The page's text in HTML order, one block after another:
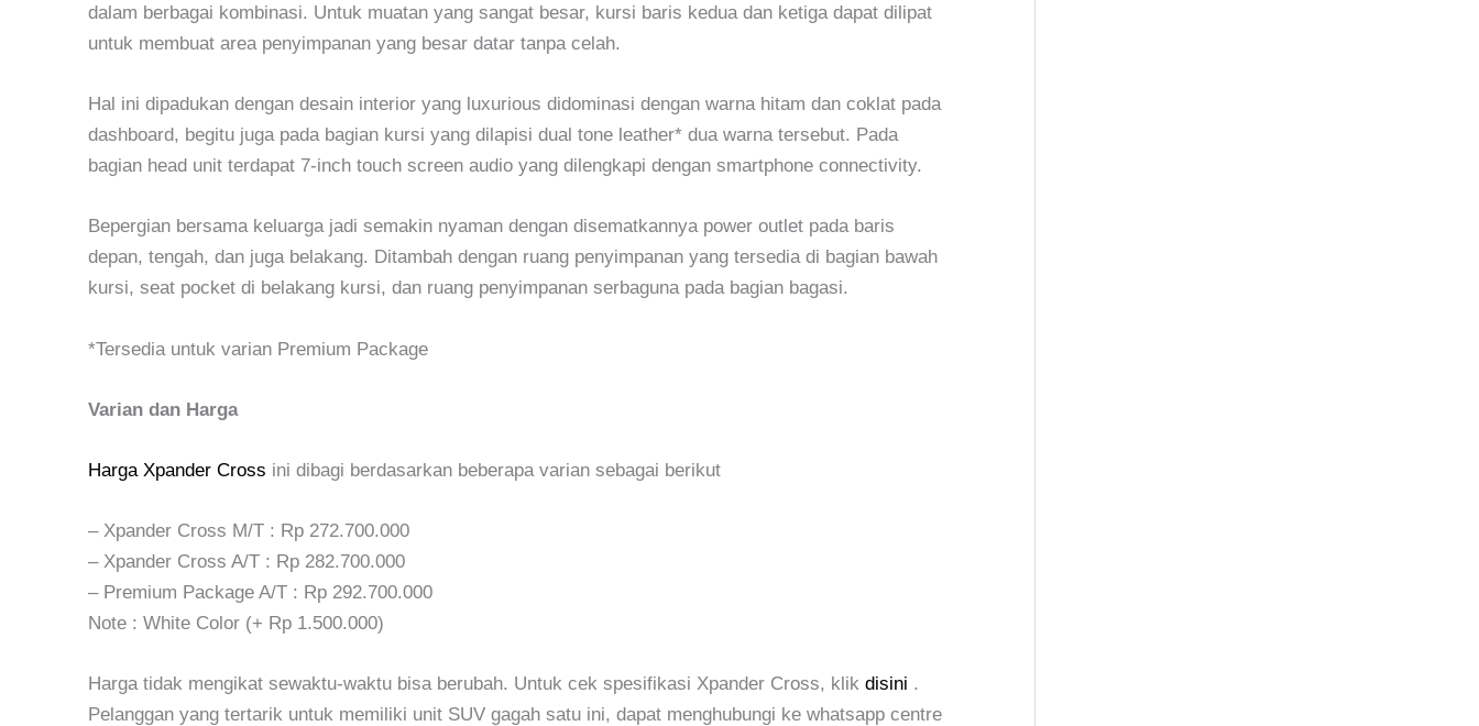
dalam berbagai kombinasi. Untuk muatan yang sangat besar, kursi baris kedua dan ketiga dapat dilipat
untuk membuat area penyimpanan yang besar datar tanpa celah.
Hal ini dipadukan dengan desain interior yang luxurious didominasi dengan warna hitam dan coklat pada
dashboard, begitu juga pada bagian kursi yang dilapisi dual tone leather* dua warna tersebut. Pada
bagian head unit terdapat 7-inch touch screen audio yang dilengkapi dengan smartphone connectivity.
Bepergian bersama keluarga jadi semakin nyaman dengan disematkannya power outlet pada baris
depan, tengah, dan juga belakang. Ditambah dengan ruang penyimpanan yang tersedia di bagian bawah
kursi, seat pocket di belakang kursi, dan ruang penyimpanan serbaguna pada bagian bagasi.
*Tersedia untuk varian Premium Package
Varian dan Harga
Harga Xpander Cross ini dibagi berdasarkan beberapa varian sebagai berikut
– Xpander Cross M/T : Rp 272.700.000
– Xpander Cross A/T : Rp 282.700.000
– Premium Package A/T : Rp 292.700.000
Note : White Color (+ Rp 1.500.000)
Harga tidak mengikat sewaktu-waktu bisa berubah. Untuk cek spesifikasi Xpander Cross, klik disini .
Pelanggan yang tertarik untuk memiliki unit SUV gagah satu ini, dapat menghubungi ke whatsapp centre